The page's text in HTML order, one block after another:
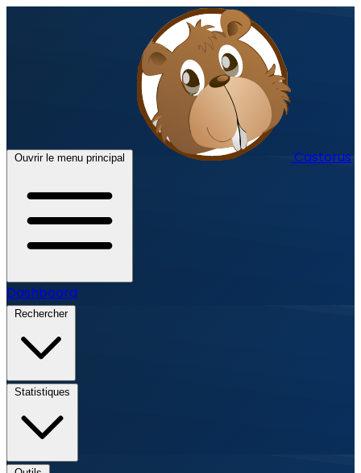
Ouvrir le menu principal Castorus
Dashboard
Rechercher
Statistiques